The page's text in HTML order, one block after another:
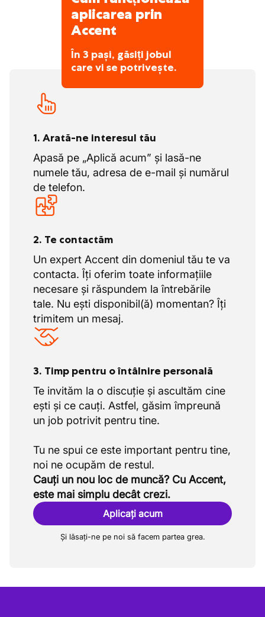
responsabilului de depozit
Urmărirea întreținerii diverse utilaje
Participarea la sarcini variate de
depozitare, precum:
reambalarea sticlei, plasticului și
cutiilor
imprimarea capacelor
Soluții în gestionarea stocurilor și Vendor
Managed Inventory (VMI)
Datorită experienței, expertizei și abordării
noastre orientate către client, continuăm să
evoluăm împreună cu cele mai noi dezvoltări
aplicarea prin
Accent
În 3 pași, găsiți jobul
care vi se potrivește.
1. Arată-ne interesul tău
Apasă pe „Aplică acum” și lasă-ne
numele tău, adresa de e-mail și numărul
de telefon.
2. Te contactăm
Un expert Accent din domeniul tău te va
contacta. Îți oferim toate informațiile
necesare și răspundem la întrebările
tale. Nu ești disponibil(ă) momentan? Îți
trimitem un mesaj.
3. Timp pentru o întâlnire personală
Te invităm la o discuție și ascultăm cine
ești și ce cauți. Astfel, găsim împreună
un job potrivit pentru tine.
Tu ne spui ce este important pentru tine,
Cauți un nou loc de muncă? Cu Accent,
este mai simplu decât crezi.
Aplicați acum
Și lăsați-ne pe noi să facem partea grea.